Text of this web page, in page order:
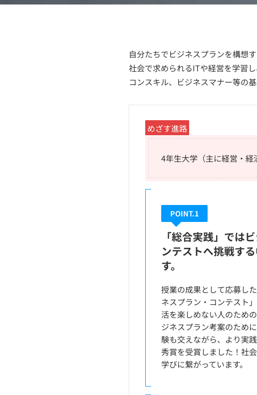
自分たちでビジネスプランを構想
社会で求められるITや経営を学習
コンスキル、ビジネスマナー等の
めざす進路
4年生大学（主に経営・
POINT.1
「総合実践」では
ンテストへ挑戦す
す。
授業の成果として応募し
ネスプラン・コンテスト
活を楽しめない人のため
ジネスプラン考案のため
験も交えながら、より実
秀賞を受賞しました！社
学びに繋がっています。